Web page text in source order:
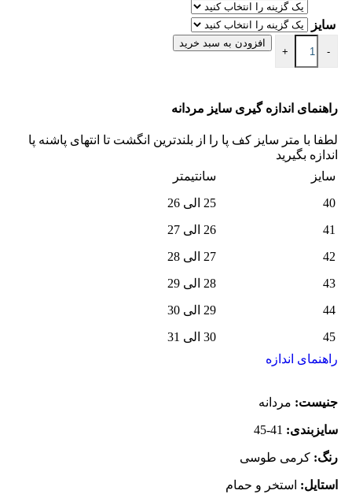
سایز
-
+
افزودن به سبد خرید
راهنمای اندازه گیری سایز مردانه
لطفا با متر سایز کف پا را از بلندترین انگشت تا انتهای پاشنه پا
اندازه بگیرید
سایز
سانتیمتر
40
25 الی 26
41
26 الی 27
42
27 الی 28
43
28 الی 29
44
29 الی 30
45
30 الی 31
راهنمای اندازه
جنیست: مردانه
سایزبندی:
رنگ: کرمی طوسی
استایل: استخر و حمام